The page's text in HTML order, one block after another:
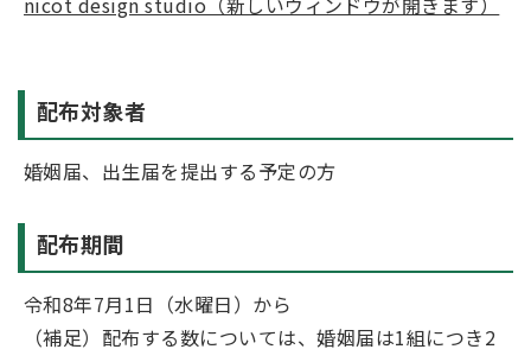
配布対象者
婚姻届、出生届を提出する予定の方
配布期間
令和8年7月1日（水曜日）から
（補足）配布する数については、婚姻届は1組につき2